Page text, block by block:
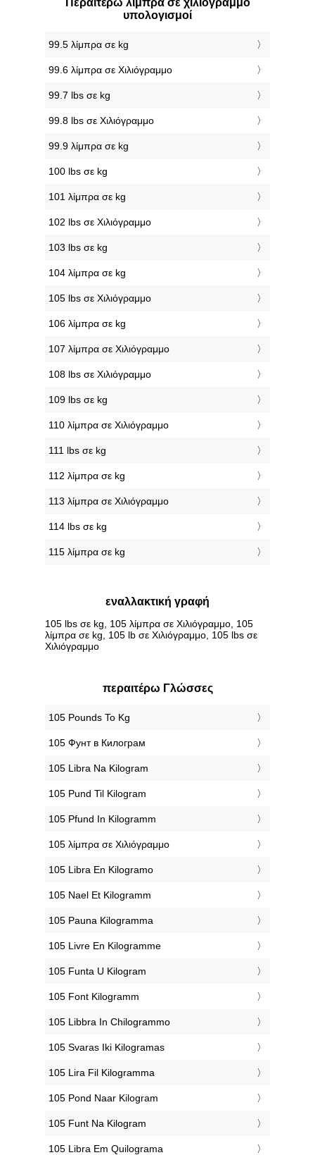
Περαιτέρω λίμπρα σε χιλιόγραμμο
υπολογισμοί
99.5 λίμπρα σε kg
99.6 λίμπρα σε Χιλιόγραμμο
99.7 lbs σε kg
99.8 lbs σε Χιλιόγραμμο
99.9 λίμπρα σε kg
100 lbs σε kg
101 λίμπρα σε kg
102 lbs σε Χιλιόγραμμο
103 lbs σε kg
104 λίμπρα σε kg
105 lbs σε Χιλιόγραμμο
106 λίμπρα σε kg
107 λίμπρα σε Χιλιόγραμμο
108 lbs σε Χιλιόγραμμο
109 lbs σε kg
110 λίμπρα σε Χιλιόγραμμο
111 lbs σε kg
112 λίμπρα σε kg
113 λίμπρα σε Χιλιόγραμμο
114 lbs σε kg
115 λίμπρα σε kg
εναλλακτική γραφή
105 lbs σε kg, 105 λίμπρα σε Χιλιόγραμμο, 105
λίμπρα σε kg, 105 lb σε Χιλιόγραμμο, 105 lbs σε
Χιλιόγραμμο
περαιτέρω Γλώσσες
‎105 Pounds To Kg
‎105 Фунт в Килограм
‎105 Libra Na Kilogram
‎105 Pund Til Kilogram
‎105 Pfund In Kilogramm
‎105 λίμπρα σε Χιλιόγραμμο
‎105 Libra En Kilogramo
‎105 Nael Et Kilogramm
‎105 Pauna Kilogramma
‎105 Livre En Kilogramme
‎105 Funta U Kilogram
‎105 Font Kilogramm
‎105 Libbra In Chilogrammo
‎105 Svaras Iki Kilogramas
‎105 Lira Fil Kilogramma
‎105 Pond Naar Kilogram
‎105 Funt Na Kilogram
‎105 Libra Em Quilograma